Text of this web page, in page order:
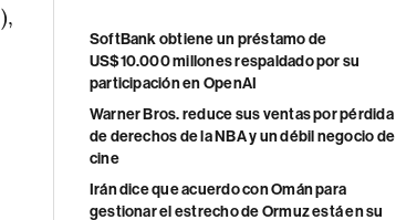
),
SoftBank obtiene un préstamo de
US$10.000 millones respaldado por su
participación en OpenAI
Warner Bros. reduce sus ventas por pérdida
de derechos de la NBA y un débil negocio de
cine
Irán dice que acuerdo con Omán para
gestionar el estrecho de Ormuz está en su